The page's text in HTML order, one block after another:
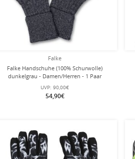
Falke
Falke Handschuhe (100% Schurwolle)
dunkelgrau - Damen/Herren - 1 Paar
UVP: 90,00€
54,90€